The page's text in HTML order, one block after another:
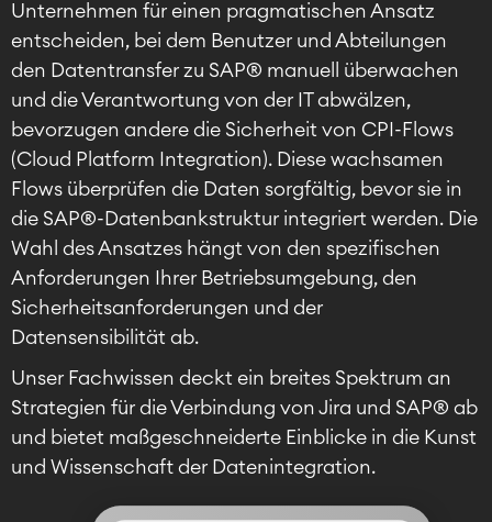
Unternehmen für einen pragmatischen Ansatz
entscheiden, bei dem Benutzer und Abteilungen
den Datentransfer zu SAP® manuell überwachen
und die Verantwortung von der IT abwälzen,
bevorzugen andere die Sicherheit von CPI-Flows
(Cloud Platform Integration). Diese wachsamen
Flows überprüfen die Daten sorgfältig, bevor sie in
die SAP®-Datenbankstruktur integriert werden. Die
Wahl des Ansatzes hängt von den spezifischen
Anforderungen Ihrer Betriebsumgebung, den
Sicherheitsanforderungen und der
Datensensibilität ab.
Unser Fachwissen deckt ein breites Spektrum an
Strategien für die Verbindung von Jira und SAP® ab
und bietet maßgeschneiderte Einblicke in die Kunst
und Wissenschaft der Datenintegration.